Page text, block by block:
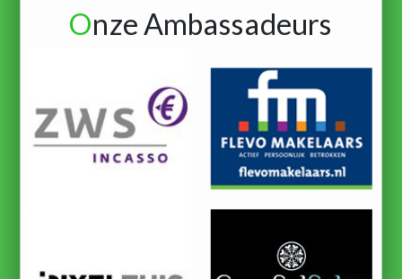
Onze Ambassadeurs